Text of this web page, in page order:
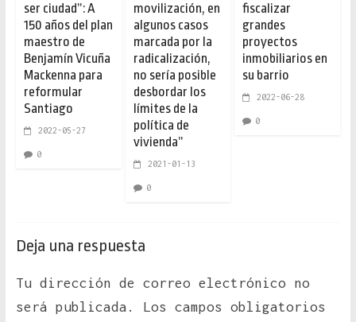
ser ciudad”: A
150 años del plan
maestro de
Benjamín Vicuña
Mackenna para
reformular
Santiago
2022-05-27
0
movilización, en
algunos casos
marcada por la
radicalización,
no sería posible
desbordar los
límites de la
política de
vivienda”
2021-01-13
0
fiscalizar
grandes
proyectos
inmobiliarios en
su barrio
2022-06-28
0
Deja una respuesta
Tu dirección de correo electrónico no
será publicada.
Los campos obligatorios